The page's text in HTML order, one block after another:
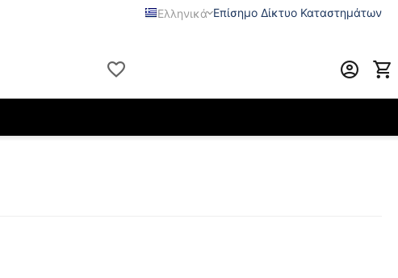
Επίσημο Δίκτυο Καταστημάτων
Ελληνικά